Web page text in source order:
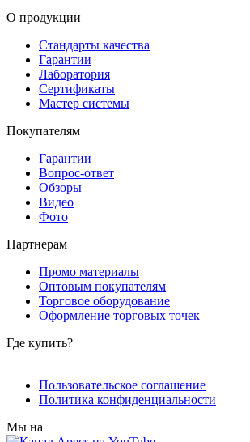
О продукции
Стандарты качества
Гарантии
Лаборатория
Сертификаты
Мастер системы
Покупателям
Гарантии
Вопрос-ответ
Обзоры
Видео
Фото
Партнерам
Промо материалы
Оптовым покупателям
Торговое оборудование
Оформление торговых точек
Где купить?
Пользовательское соглашение
Политика конфиденциальности
Мы на